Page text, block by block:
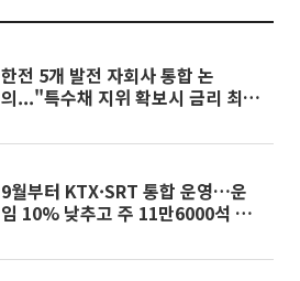
한전 5개 발전 자회사 통합 논
의..."특수채 지위 확보시 금리 최대
9월부터 KTX·SRT 통합 운영…운
임 10% 낮추고 주 11만6000석 늘